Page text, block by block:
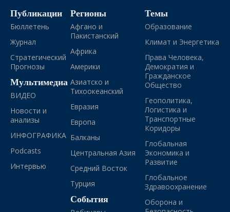
Публикации
Бюллетень
Журнал
Стратегический
Прогнозы
Мультимедиа
ВИДЕО
Новости и
анализы
ИНФОГРАФИКА
Podcasts
Интервью
Регионы
Афгано и
Пакистанский
Африка
Америки
Азиатско и
Тихоокеанский
Евразия
Европа
Балканы
Центральная Азия
Средний Восток
Турция
События
Темы
Образование
Климат и Энергетика
Права Человека,
Демократия и
Гражданское
Общество
Геополитика,
Логистика и
Транспортные
Коридоры
Глобальная
Экономика и
Развитие
Глобальное
Здравоохранение
Оборона и